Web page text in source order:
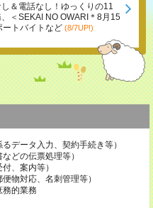
＆電話なし！ゆっくりの11
＜SEKAI NO OWARI＊8月15
ートバイトなど (8/7UP!)
データ入力、契約手続き等）
どの伝票処理等）
、案内等）
物対応、名刺管理等）
務的業務